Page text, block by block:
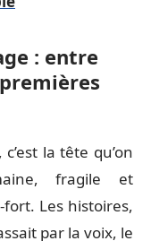
: entre
la tête qu’on
fragile et
Les histoires,
par la voix, le